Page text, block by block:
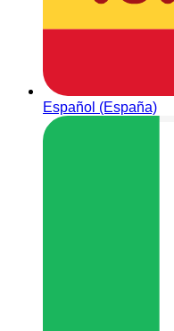
Español (España)